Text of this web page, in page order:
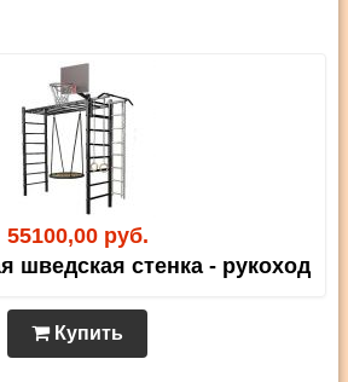
55100,00 руб.
шведская стенка - рукоход
Купить